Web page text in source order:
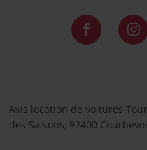
Avis location de voitures
des Saisons, 92400